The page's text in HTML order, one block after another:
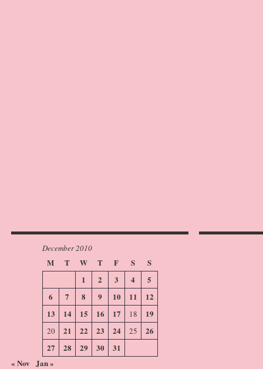
December 2010
M T W T F S
S
1
2 3 4
5
6
7 8 9 10 11
12
13
14 15 16 17 18 19
20 21 22 23 24 25
26
27
28 29 30
31
« Nov Jan »